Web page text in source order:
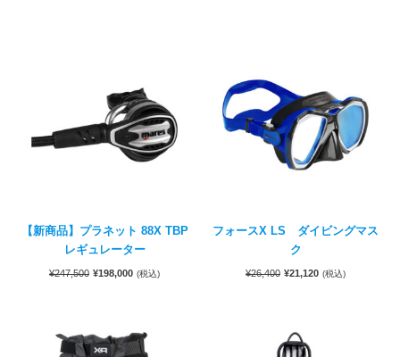
【新商品】プラネット 88X TBP
レギュレーター
¥247,500 ¥198,000 (税込)
フォースX LS ダイビングマス
ク
¥26,400 ¥21,120 (税込)